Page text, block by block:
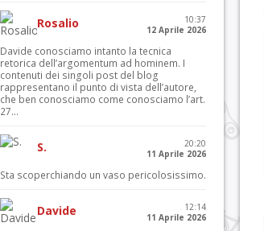
Rosalio
10:37
12 Aprile 2026
Davide conosciamo intanto la tecnica
retorica dell’argomentum ad hominem. I
contenuti dei singoli post del blog
rappresentano il punto di vista dell’autore,
che ben conosciamo come conosciamo l’art.
27...
S.
20:20
11 Aprile 2026
Sta scoperchiando un vaso pericolosissimo.
Davide
12:14
11 Aprile 2026